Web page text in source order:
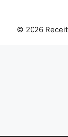
© 2026